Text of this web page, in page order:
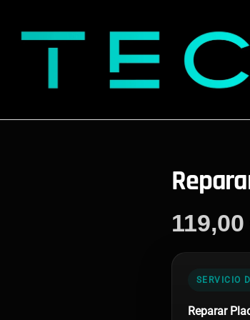
119,00
SERVICIO
Reparar